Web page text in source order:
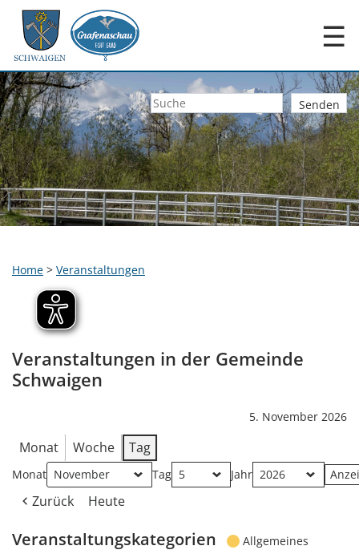
☰
Home > Veranstaltungen
Veranstaltungen in der Gemeinde
Schwaigen
5. November 2026
Monat Woche Tag
Monat Tag Jahr
Zurück Heute
Veranstaltungskategorien
Allgemeines